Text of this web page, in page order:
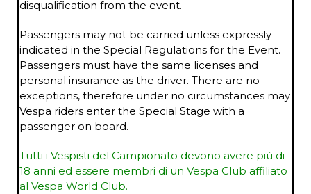
disqualification from the event.
Passengers may not be carried unless expressly
indicated in the Special Regulations for the Event.
Passengers must have the same licenses and
personal insurance as the driver. There are no
exceptions, therefore under no circumstances may
Vespa riders enter the Special Stage with a
passenger on board.
Tutti i Vespisti del Campionato devono avere più di
18 anni ed essere membri di un Vespa Club affiliato
al Vespa World Club.